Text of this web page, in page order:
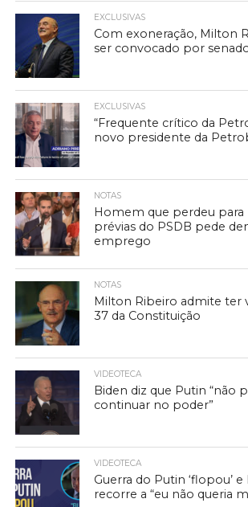
EXCLUSIVAS
Com exoneração, Milton
ser convocado por
EXCLUSIVAS
“Frequente crítico da
novo presidente da
NOTAS
Homem que perdeu para
prévias do PSDB pede
emprego
NOTAS
Milton Ribeiro admite ter
37 da Constituição
VIDEOTECA
Biden diz que Putin “não
continuar no poder”
VIDEOTECA
Guerra do Putin ‘flopou’ e
recorre a “eu não queria